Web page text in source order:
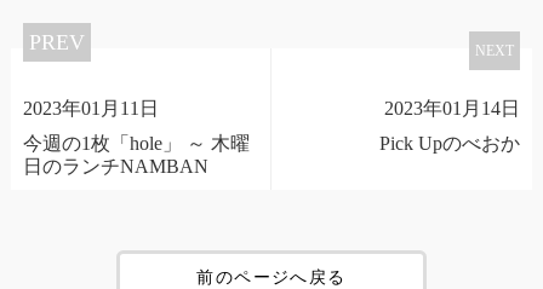
PREV
2023年01月11日
今週の1枚「hole」 ～ 木曜
日のランチNAMBAN
NEXT
2023年01月14日
Pick Upのべおか
前のページへ戻る